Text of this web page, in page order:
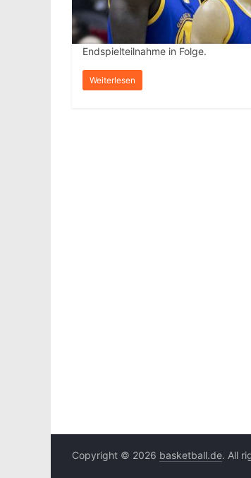
Endspielteilnahme in Folge.
Weiterlesen
Copyright © 2026 basketball.de. All